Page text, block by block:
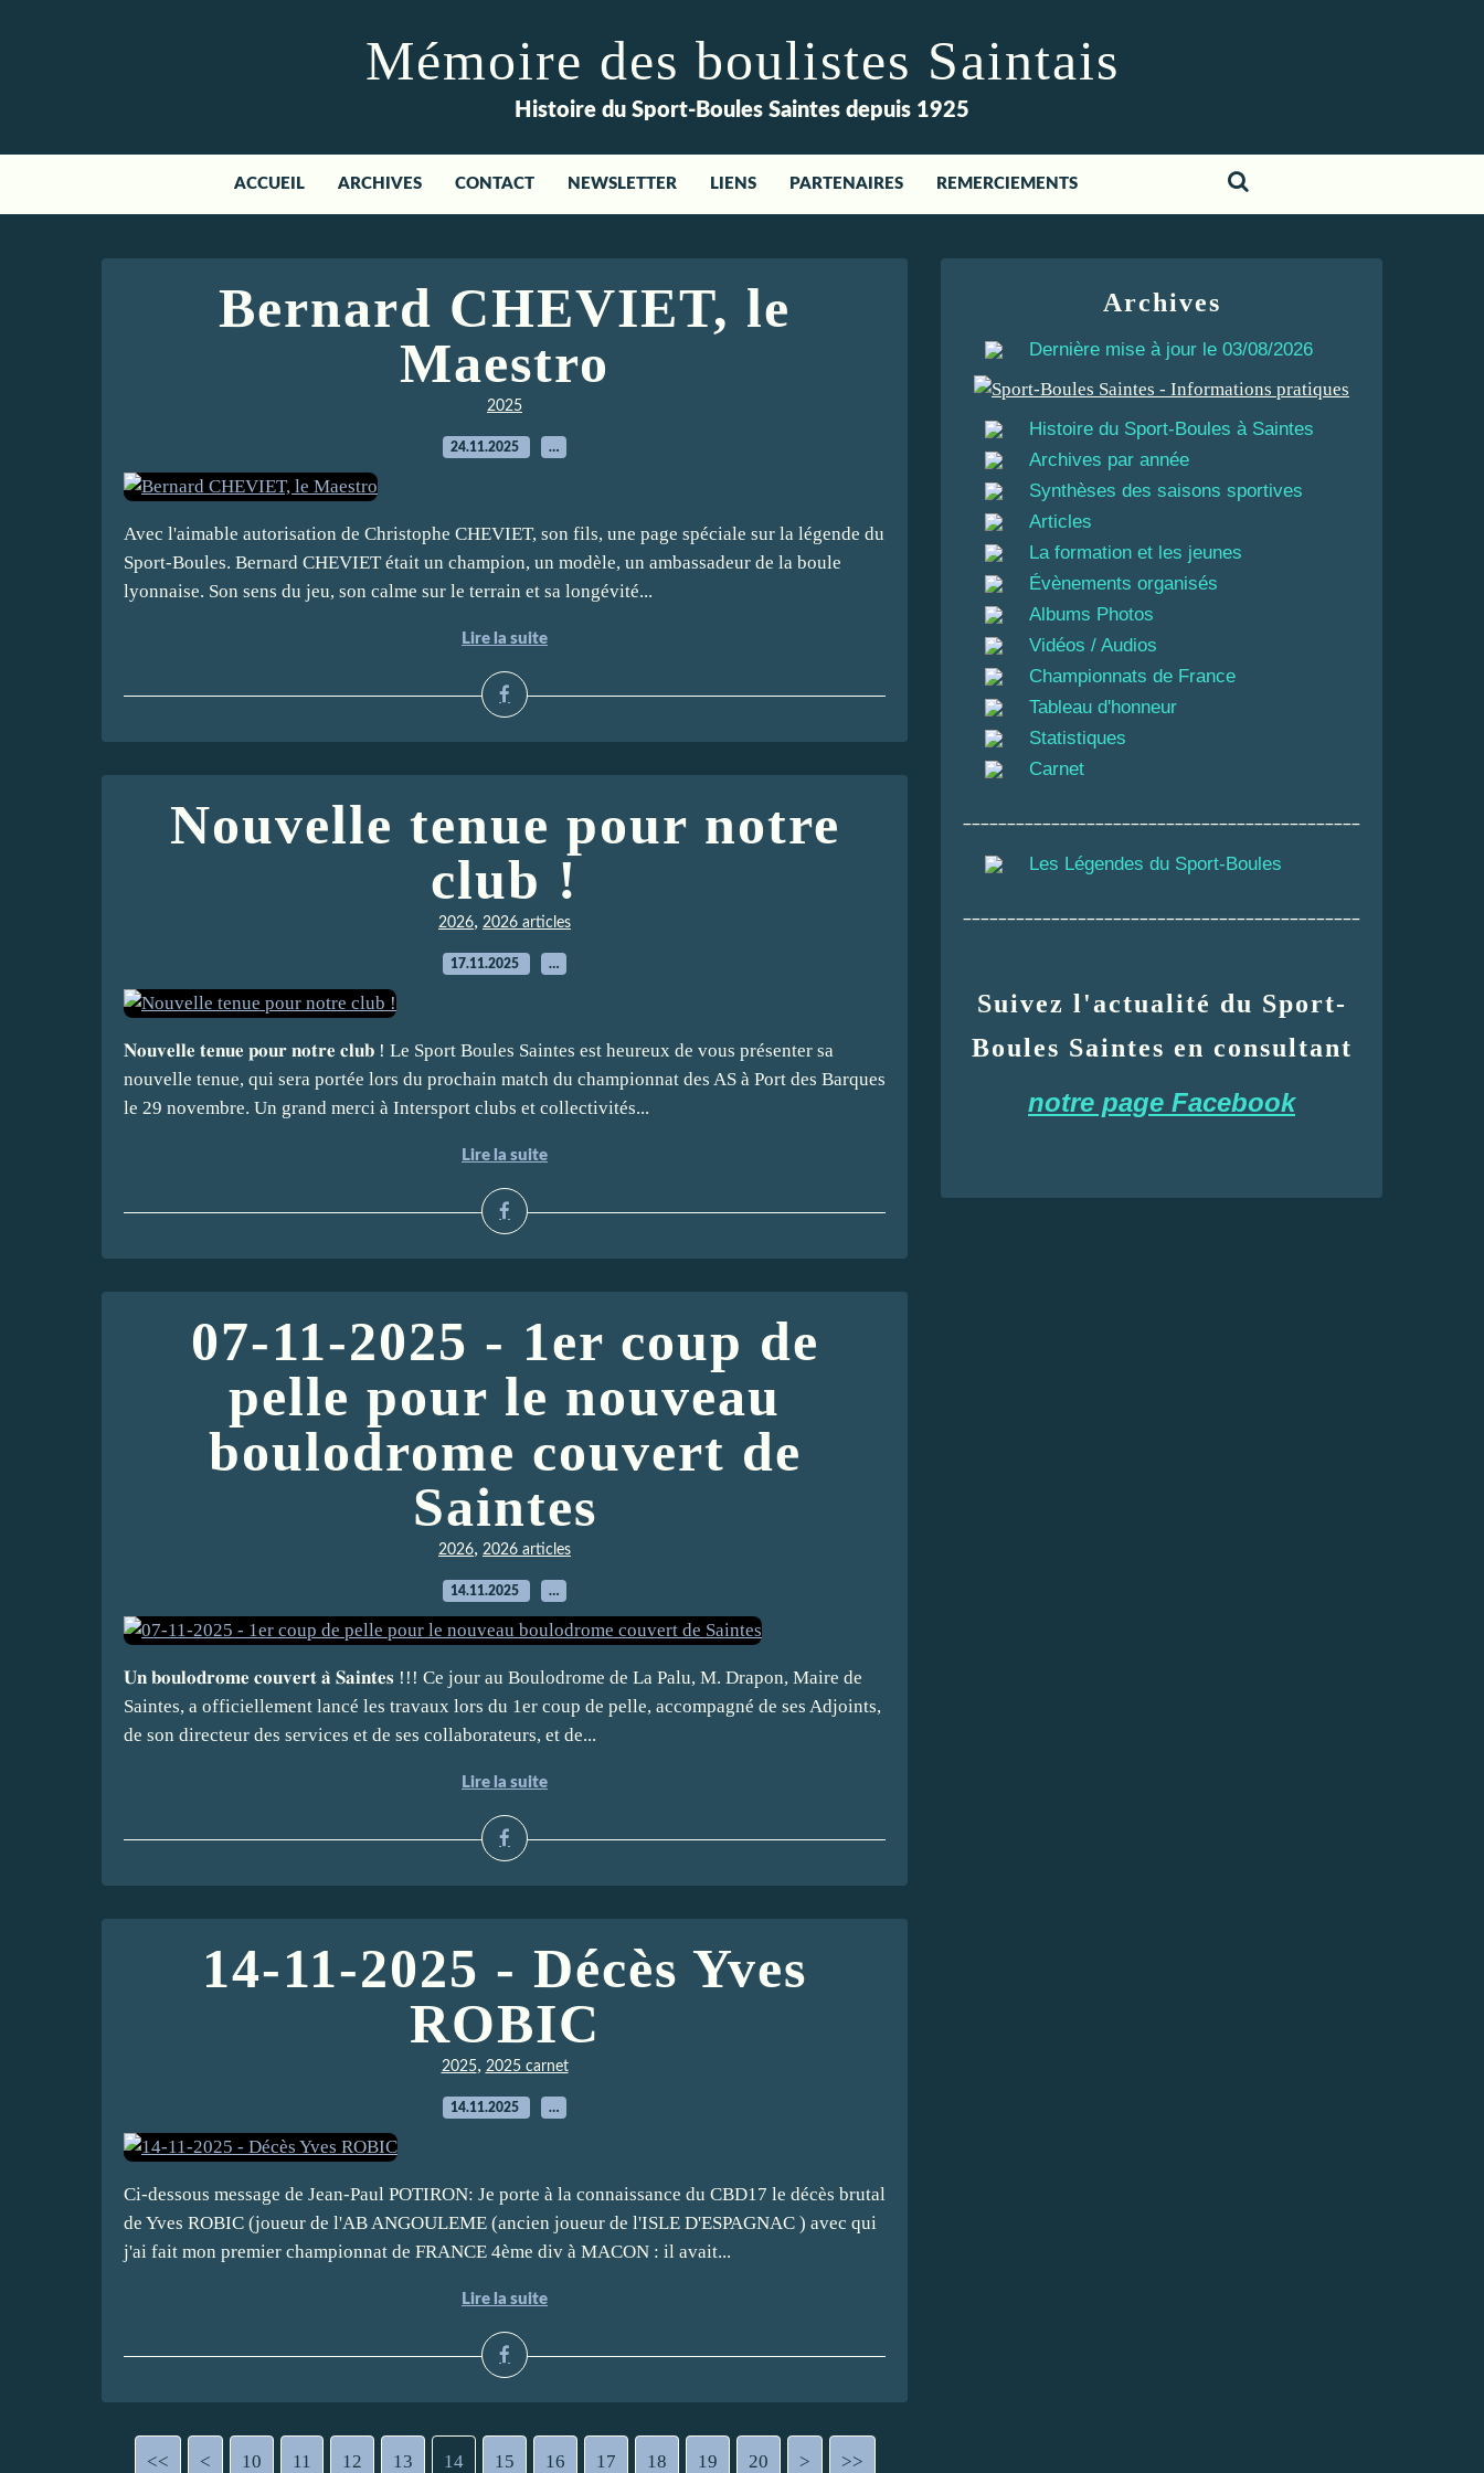
Mémoire des boulistes Saintais
Histoire du Sport-Boules Saintes depuis 1925
ACCUEIL ARCHIVES CONTACT NEWSLETTER LIENS PARTENAIRES REMERCIEMENTS
Bernard CHEVIET, le
Maestro
2025
24.11.2025 …
Avec l'aimable autorisation de Christophe CHEVIET, son fils, une page spéciale sur la légende du
Sport-Boules. Bernard CHEVIET était un champion, un modèle, un ambassadeur de la boule
lyonnaise. Son sens du jeu, son calme sur le terrain et sa longévité...
Lire la suite
Nouvelle tenue pour notre
club !
2026, 2026 articles
17.11.2025 …
𝐍𝐨𝐮𝐯𝐞𝐥𝐥𝐞 𝐭𝐞𝐧𝐮𝐞 𝐩𝐨𝐮𝐫 𝐧𝐨𝐭𝐫𝐞 𝐜𝐥𝐮𝐛 ! Le Sport Boules Saintes est heureux de vous présenter sa
nouvelle tenue, qui sera portée lors du prochain match du championnat des AS à Port des Barques
le 29 novembre. Un grand merci à Intersport clubs et collectivités...
Lire la suite
07-11-2025 - 1er coup de
pelle pour le nouveau
boulodrome couvert de
Saintes
2026, 2026 articles
14.11.2025 …
𝐔𝐧 𝐛𝐨𝐮𝐥𝐨𝐝𝐫𝐨𝐦𝐞 𝐜𝐨𝐮𝐯𝐞𝐫𝐭 𝐚̀ 𝐒𝐚𝐢𝐧𝐭𝐞𝐬 !!! Ce jour au Boulodrome de La Palu, M. Drapon, Maire de
Saintes, a officiellement lancé les travaux lors du 1er coup de pelle, accompagné de ses Adjoints,
de son directeur des services et de ses collaborateurs, et de...
Lire la suite
14-11-2025 - Décès Yves
ROBIC
2025, 2025 carnet
14.11.2025 …
Ci-dessous message de Jean-Paul POTIRON: Je porte à la connaissance du CBD17 le décès brutal
de Yves ROBIC (joueur de l'AB ANGOULEME (ancien joueur de l'ISLE D'ESPAGNAC ) avec qui
j'ai fait mon premier championnat de FRANCE 4ème div à MACON : il avait...
Lire la suite
<< < 10 11 12 13 14 15 16 17 18 19 20 30
40
50
60
70
80
90
100
200
> >>
Archives
Dernière mise à jour le 03/08/2026
Histoire du Sport-Boules à Saintes
Archives par année
Synthèses des saisons sportives
Articles
La formation et les jeunes
Évènements organisés
Albums Photos
Vidéos / Audios
Championnats de France
Tableau d'honneur
Statistiques
Carnet
Les Légendes du Sport-Boules
Suivez l'actualité du Sport-
Boules Saintes en consultant
notre page Facebook